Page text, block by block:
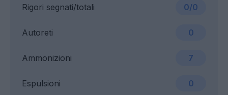
Ammonizioni 7
Rigori segnati/totali 0/0
Espulsioni 0
Autoreti 0